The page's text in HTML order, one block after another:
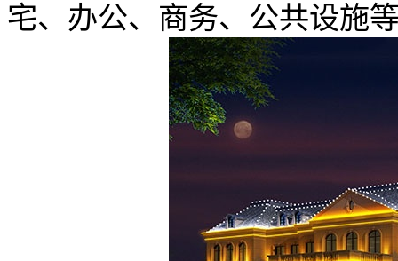
宅、办公、商务、公共设施